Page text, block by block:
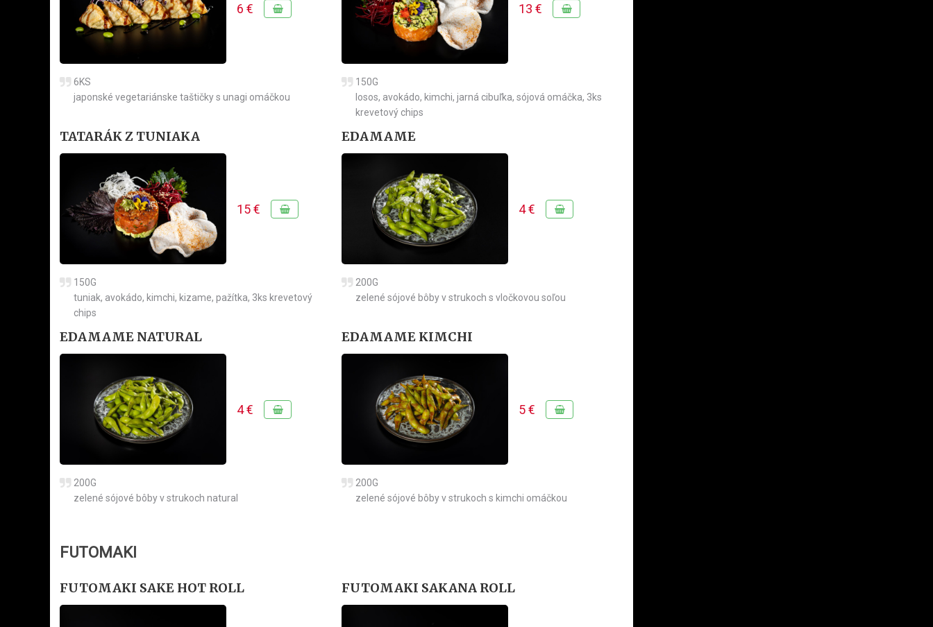
6 €
6KS
japonské vegetariánske taštičky s unagi omáčkou
13 €
150G
losos, avokádo, kimchi, jarná cibuľka, sójová omáčka, 3ks
krevetový chips
TATARÁK Z TUNIAKA
15 €
150G
tuniak, avokádo, kimchi, kizame, pažítka, 3ks krevetový
chips
EDAMAME
4 €
200G
zelené sójové bôby v strukoch s vločkovou soľou
EDAMAME NATURAL
4 €
200G
zelené sójové bôby v strukoch natural
EDAMAME KIMCHI
5 €
200G
zelené sójové bôby v strukoch s kimchi omáčkou
FUTOMAKI
FUTOMAKI SAKE HOT ROLL FUTOMAKI SAKANA ROLL